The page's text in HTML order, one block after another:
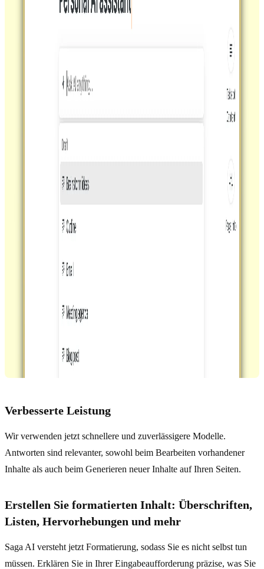
Verbesserte Leistung
Wir verwenden jetzt schnellere und zuverlässigere Modelle.
Antworten sind relevanter, sowohl beim Bearbeiten vorhandener
Inhalte als auch beim Generieren neuer Inhalte auf Ihren Seiten.
Erstellen Sie formatierten Inhalt: Überschriften,
Listen, Hervorhebungen und mehr
Saga AI versteht jetzt Formatierung, sodass Sie es nicht selbst tun
müssen. Erklären Sie in Ihrer Eingabeaufforderung präzise, was Sie